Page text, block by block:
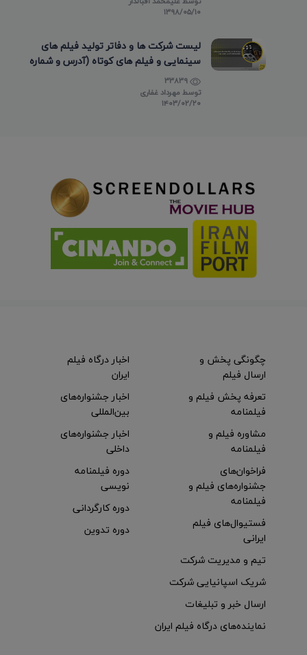
۱۳۹۸/۰۵/۱۰
لیست شرکت ها و دفاتر تولید فیلم های
سینمایی و فیلم های کوتاه (آدرس و شماره
تماس)
توسط مهرداد غفاری
۱۴۰۳/۰۲/۲۰
چگونگی پخش و
ارسال فیلم
تعرفه پخش فیلم و
فیلمنامه
مشاوره فیلم و
فیلمنامه
اخبار درگاه فیلم
ایران
اخبار جشنواره‌های
بین‌المللی
اخبار جشنواره‌های
داخلی
فراخوان‌های
جشنواره‌های فیلم و
فیلمنامه
فستیوال‌های فیلم
ایرانی
دوره فیلمنامه
نویسی
دوره کارگردانی
دوره تدوین
تیم و مدیریت شرکت
شریک اسپانیایی شرکت
ارسال خبر و تبلیغات
نماینده‌های درگاه فیلم ایران